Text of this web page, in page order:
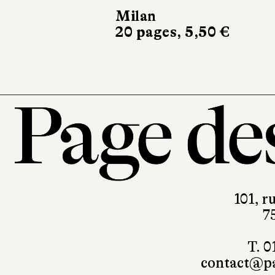
Milan
20 pages, 5,50 €
Milan
22 pages, 5,50 €
101,
T.